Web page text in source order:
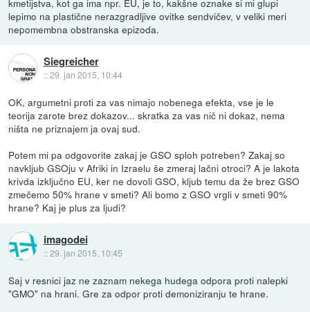
kmetijstva, kot ga ima npr. EU, je to, kakšne oznake si mi glupi
lepimo na plastične nerazgradljive ovitke sendvičev, v veliki meri
nepomembna obstranska epizoda.
Siegreicher
::29. jan 2015, 10:44
OK, argumetni proti za vas nimajo nobenega efekta, vse je le
teorija zarote brez dokazov... skratka za vas nič ni dokaz, nema
ništa ne priznajem ja ovaj sud.
Potem mi pa odgovorite zakaj je GSO sploh potreben? Zakaj so
navkljub GSOju v Afriki in Izraelu še zmeraj lačni otroci? A je lakota
krivda izključno EU, ker ne dovoli GSO, kljub temu da že brez GSO
zmečemo 50% hrane v smeti? Ali bomo z GSO vrgli v smeti 90%
hrane? Kaj je plus za ljudi?
imagodei
::29. jan 2015, 10:45
Saj v resnici jaz ne zaznam nekega hudega odpora proti nalepki
"GMO" na hrani. Gre za odpor proti demoniziranju te hrane.